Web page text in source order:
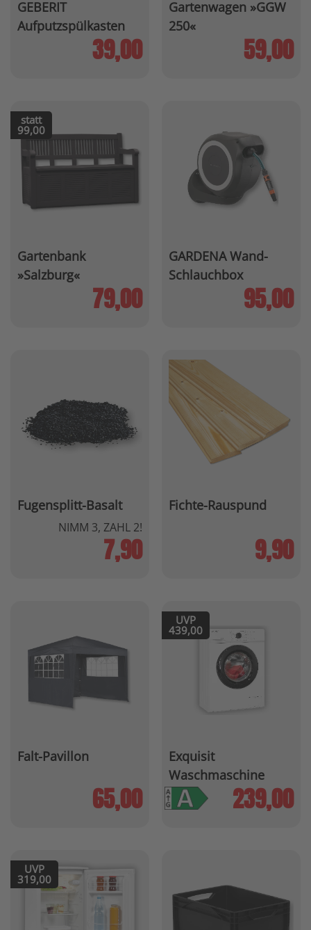
GEBERIT
Aufputzspülkasten
39,00
Gartenwagen »GGW
250«
59,00
Gartenbank
»Salzburg«
statt
99,00
79,00
GARDENA Wand-
Schlauchbox
95,00
Fugensplitt-Basalt
NIMM 3, ZAHL 2!
7,90
Fichte-Rauspund
9,90
Falt-Pavillon
65,00
Exquisit
Waschmaschine
»WA6110-21A«
UVP
439,00
239,00
UVP
319,00